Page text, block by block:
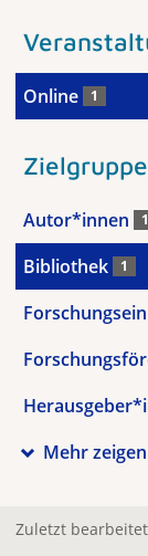
Online 1
Zielgruppe
Autor*innen 1
Bibliothek 1
Mehr zeigen
Zuletzt